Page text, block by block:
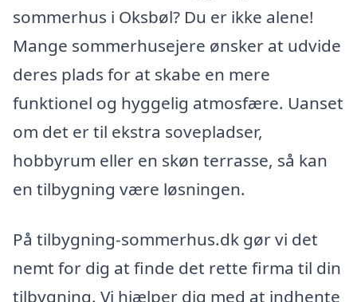
sommerhus i Oksbøl? Du er ikke alene!
Mange sommerhusejere ønsker at udvide
deres plads for at skabe en mere
funktionel og hyggelig atmosfære. Uanset
om det er til ekstra sovepladser,
hobbyrum eller en skøn terrasse, så kan
en tilbygning være løsningen.
På tilbygning-sommerhus.dk gør vi det
nemt for dig at finde det rette firma til din
tilbygning. Vi hjælper dig med at indhente